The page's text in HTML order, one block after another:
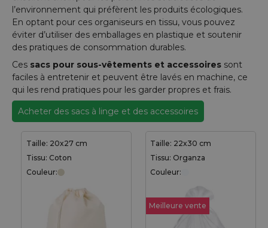
l’environnement qui préfèrent les produits écologiques.
En optant pour ces organiseurs en tissu, vous pouvez
éviter d’utiliser des emballages en plastique et soutenir
des pratiques de consommation durables.
Ces sacs pour sous-vêtements et accessoires sont
faciles à entretenir et peuvent être lavés en machine, ce
qui les rend pratiques pour les garder propres et frais.
Acheter des sacs à linge et des accessoires
Taille: 20x27 cm
Tissu: Coton
Couleur:
Taille: 22x30 cm
Tissu: Organza
Couleur:
Meilleure vente